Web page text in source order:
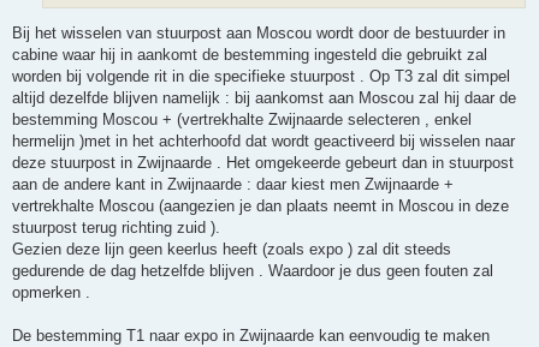
Bij het wisselen van stuurpost aan Moscou wordt door de bestuurder in
cabine waar hij in aankomt de bestemming ingesteld die gebruikt zal
worden bij volgende rit in die specifieke stuurpost . Op T3 zal dit simpel
altijd dezelfde blijven namelijk : bij aankomst aan Moscou zal hij daar de
bestemming Moscou + (vertrekhalte Zwijnaarde selecteren , enkel
hermelijn )met in het achterhoofd dat wordt geactiveerd bij wisselen naar
deze stuurpost in Zwijnaarde . Het omgekeerde gebeurt dan in stuurpost
aan de andere kant in Zwijnaarde : daar kiest men Zwijnaarde +
vertrekhalte Moscou (aangezien je dan plaats neemt in Moscou in deze
stuurpost terug richting zuid ).
Gezien deze lijn geen keerlus heeft (zoals expo ) zal dit steeds
gedurende de dag hetzelfde blijven . Waardoor je dus geen fouten zal
opmerken .
De bestemming T1 naar expo in Zwijnaarde kan eenvoudig te maken